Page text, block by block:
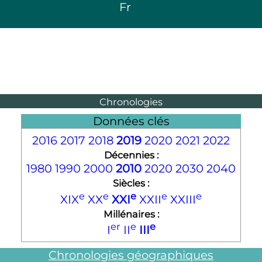
Fr
Chronologies
Données clés
2016 2017 2018 2019 2020 2021 2022
Décennies :
1980 1990 2000 2010 2020 2030 2040
Siècles :
XIXe XXe XXIe XXIIe XXIIIe
Millénaires :
Ier IIe IIIe
Chronologies géographiques